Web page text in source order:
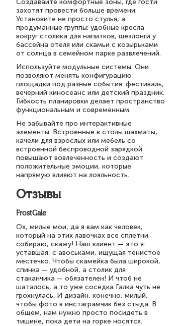
Создавайте комфортные зоны, где гости
захотят провести больше времени.
Установите не просто стулья, а
продуманные группы: удобные кресла
вокруг столика для напитков, шезлонги у
бассейна отеля или скамьи с козырьками
от солнца в семейном парке развлечений.
Используйте модульные системы. Они
позволяют менять конфигурацию
площадки под разные события: фестиваль,
вечерний киносеанс или детский праздник.
Гибкость планировки делает пространство
функциональным и современным.
Не забывайте про интерактивные
элементы. Встроенные в столы шахматы,
качели для взрослых или мебель со
встроенной беспроводной зарядкой
повышают вовлеченность и создают
положительные эмоции, которые
напрямую влияют на лояльность.
Отзывы
FrostGale
Ох, милые мои, да я вам как человек,
который на этих лавочках все сплетни
собираю, скажу! Наш клиент — это я:
уставшая, с авоськами, ищущая тенистое
местечко. Чтобы скамейка была широкой,
спинка — удобной, а столик для
стаканчика — обязателен! И чтоб не
шаталось, а то уже соседка Галка чуть не
грохнулась. И дизайн, конечно, милый,
чтобы фото в инстаграмчик без стыда. В
общем, нам нужно просто посидеть в
тишине, пока дети на горке носятся.